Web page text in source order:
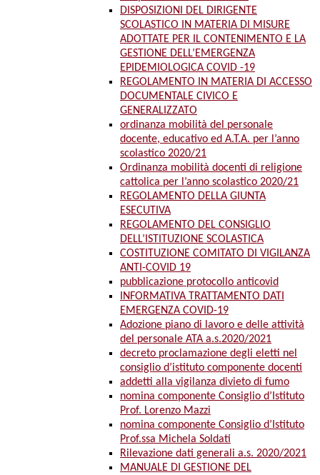
DISPOSIZIONI DEL DIRIGENTE
SCOLASTICO IN MATERIA DI MISURE
ADOTTATE PER IL CONTENIMENTO E LA
GESTIONE DELL’EMERGENZA
EPIDEMIOLOGICA COVID -19
REGOLAMENTO IN MATERIA DI ACCESSO
DOCUMENTALE CIVICO E
GENERALIZZATO
ordinanza mobilità del personale
docente, educativo ed A.T.A. per l’anno
scolastico 2020/21
Ordinanza mobilità docenti di religione
cattolica per l’anno scolastico 2020/21
REGOLAMENTO DELLA GIUNTA
ESECUTIVA
REGOLAMENTO DEL CONSIGLIO
DELL’ISTITUZIONE SCOLASTICA
COSTITUZIONE COMITATO DI VIGILANZA
ANTI-COVID 19
pubblicazione protocollo anticovid
INFORMATIVA TRATTAMENTO DATI
EMERGENZA COVID-19
Adozione piano di lavoro e delle attività
del personale ATA a.s.2020/2021
decreto proclamazione degli eletti nel
consiglio d’istituto componente docenti
addetti alla vigilanza divieto di fumo
nomina componente Consiglio d’Istituto
Prof. Lorenzo Mazzi
nomina componente Consiglio d’Istituto
Prof.ssa Michela Soldati
Rilevazione dati generali a.s. 2020/2021
MANUALE DI GESTIONE DEL